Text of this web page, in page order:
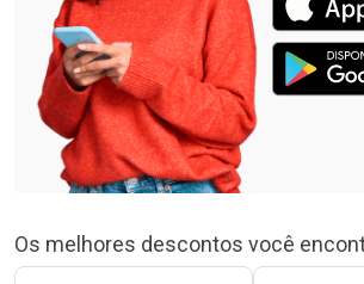
Os melhores descontos você